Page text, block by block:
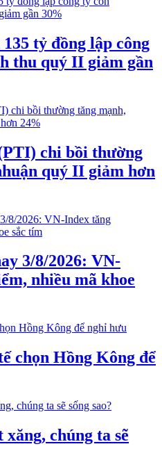
tỷ đồng lập công
thu quý II giảm gần
chi bồi thường
quý II giảm hơn
3/8/2026: VN-
nhiều mã khoe
chọn Hồng Kông để
chúng ta sẽ